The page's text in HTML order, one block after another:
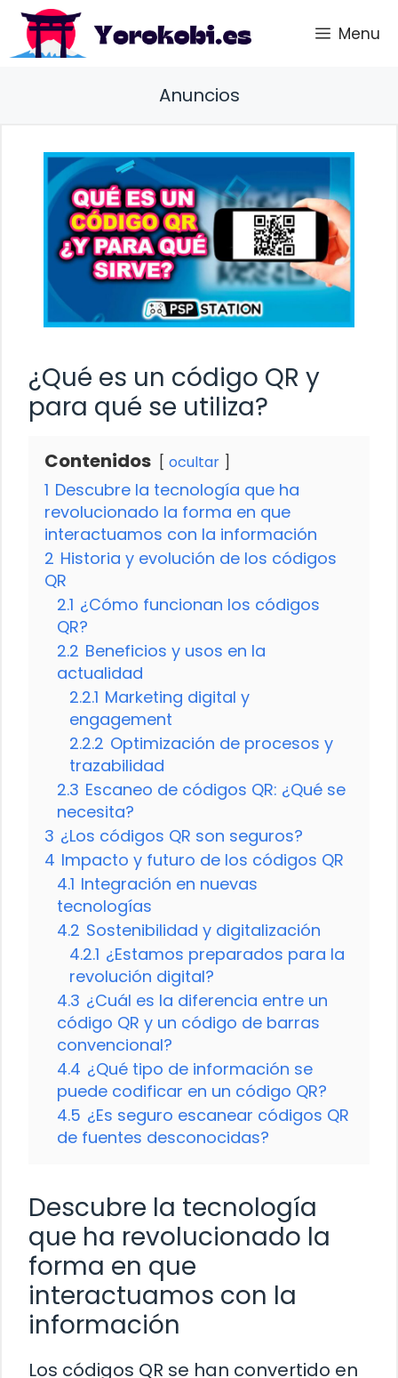
Saltar
contenido
Menu
Anuncios
¿Qué es un código QR y
para qué se utiliza?
Contenidos ocultar
1 Descubre la tecnología que ha
revolucionado la forma en que
interactuamos con la información
2 Historia y evolución de los códigos
QR
2.1 ¿Cómo funcionan los códigos
QR?
2.2 Beneficios y usos en la
actualidad
2.2.1 Marketing digital y
engagement
2.2.2 Optimización de procesos y
trazabilidad
2.3 Escaneo de códigos QR: ¿Qué se
necesita?
3 ¿Los códigos QR son seguros?
4 Impacto y futuro de los códigos QR
4.1 Integración en nuevas
tecnologías
4.2 Sostenibilidad y digitalización
4.2.1 ¿Estamos preparados para la
revolución digital?
4.3 ¿Cuál es la diferencia entre un
código QR y un código de barras
convencional?
4.4 ¿Qué tipo de información se
puede codificar en un código QR?
4.5 ¿Es seguro escanear códigos QR
de fuentes desconocidas?
Descubre la tecnología
que ha revolucionado la
forma en que
interactuamos con la
información
Los códigos QR se han convertido en